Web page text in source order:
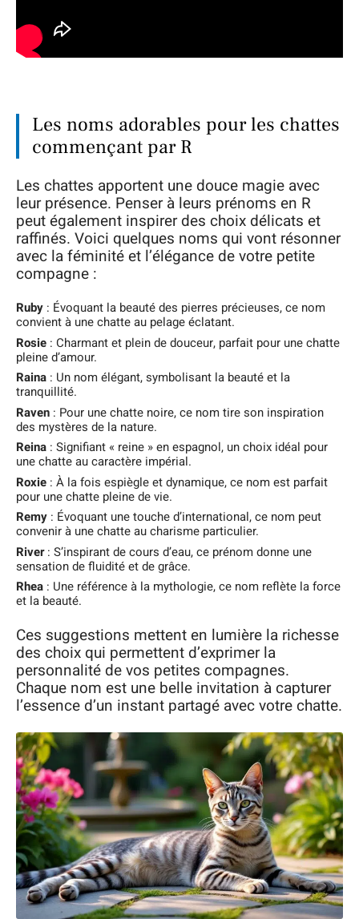
Les noms adorables pour les chattes
commençant par R
Les chattes apportent une douce magie avec
leur présence. Penser à leurs prénoms en R
peut également inspirer des choix délicats et
raffinés. Voici quelques noms qui vont résonner
avec la féminité et l’élégance de votre petite
compagne :
Ruby : Évoquant la beauté des pierres précieuses, ce nom
convient à une chatte au pelage éclatant.
Rosie : Charmant et plein de douceur, parfait pour une chatte
pleine d’amour.
Raina : Un nom élégant, symbolisant la beauté et la
tranquillité.
Raven : Pour une chatte noire, ce nom tire son inspiration
des mystères de la nature.
Reina : Signifiant « reine » en espagnol, un choix idéal pour
une chatte au caractère impérial.
Roxie : À la fois espiègle et dynamique, ce nom est parfait
pour une chatte pleine de vie.
Remy : Évoquant une touche d’international, ce nom peut
convenir à une chatte au charisme particulier.
River: S’inspirant de cours d’eau, ce prénom donne une
sensation de fluidité et de grâce.
Rhea : Une référence à la mythologie, ce nom reflète la force
et la beauté.
Ces suggestions mettent en lumière la richesse
des choix qui permettent d’exprimer la
personnalité de vos petites compagnes.
Chaque nom est une belle invitation à capturer
l’essence d’un instant partagé avec votre chatte.